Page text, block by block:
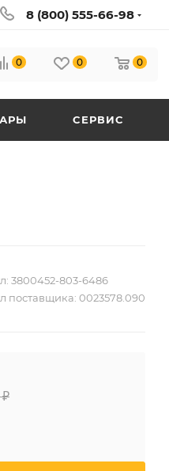
8 (800) 555-66-98
0 0 0
СЕРВИС
3800452-803-6486
поставщика: 0023578.090
₽